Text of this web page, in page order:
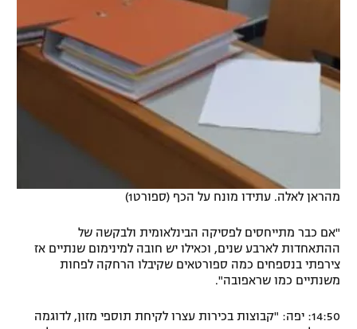
מהראן לאלה. עתידו מונח על הכף (ספורט1)
"אם כבר מתייחסים לפסיקה הבינלאומית ולבקשה של
ההתאחדות לארבע שנים, וכאילו יש חובה למינימום שנתיים אז
צירפתי בנספחים כמה ספורטאים שקיבלו הרחקה לפחות
משנתיים כמו שראפובה".
14:50: יפה: "קבוצות בכירות עצרו לקיחת תוספי מזון, לדוגמה